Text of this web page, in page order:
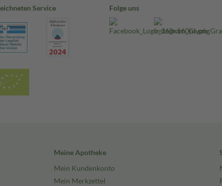
Service Folge uns
Meine Apotheke
Mein Kundenkonto
Mein Merkzettel